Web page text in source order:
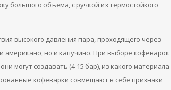
большого объема, с ручкой из термостойкого
высокого давления пара, проходящего через
американо, но и капучино. При выборе кофеварок
могут создавать (4-15 бар), из какого материала
кофеварки совмещают в себе признаки